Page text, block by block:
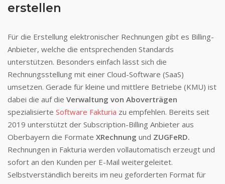
erstellen
Für die Erstellung elektronischer Rechnungen gibt es Billing-
Anbieter, welche die entsprechenden Standards
unterstützen. Besonders einfach lässt sich die
Rechnungsstellung mit einer Cloud-Software (SaaS)
umsetzen. Gerade für kleine und mittlere Betriebe (KMU) ist
dabei die auf die Verwaltung von Aboverträgen
spezialisierte Software Fakturia zu empfehlen. Bereits seit
2019 unterstützt der Subscription-Billing Anbieter aus
Oberbayern die Formate XRechnung und ZUGFeRD.
Rechnungen in Fakturia werden vollautomatisch erzeugt und
sofort an den Kunden per E-Mail weitergeleitet.
Selbstverständlich bereits im neu geforderten Format für